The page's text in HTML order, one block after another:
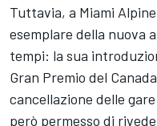
Tuttavia, a Miami
esemplare della nuova
tempi: la sua
Gran Premio del
cancellazione delle
però permesso di